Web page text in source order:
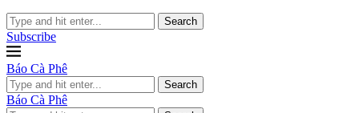
Search
Subscribe
Báo Cà Phê
Search
Báo Cà Phê